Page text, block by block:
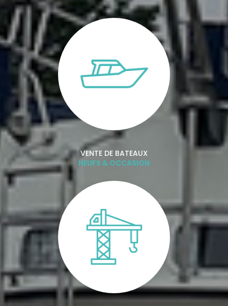
VENTE DE BATEAUX
NEUFS & OCCASION